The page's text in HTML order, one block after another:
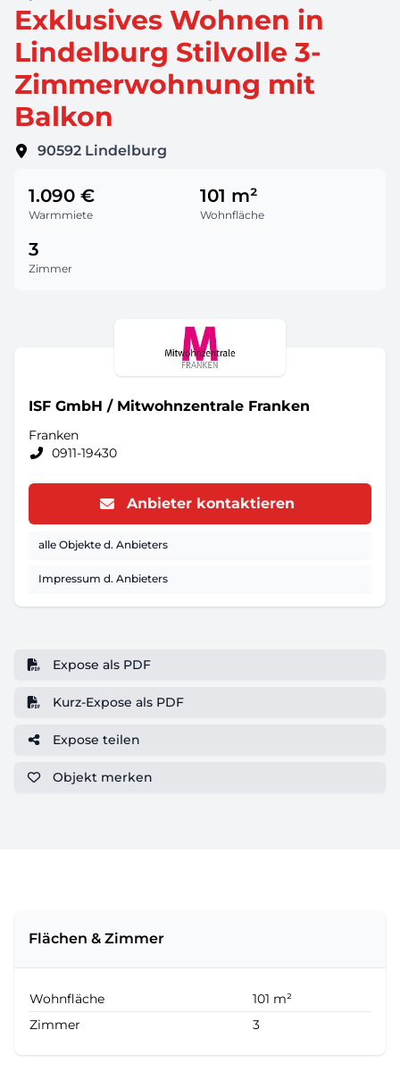
Exklusives Wohnen in
Lindelburg Stilvolle 3-
Zimmerwohnung mit
Balkon
90592 Lindelburg
Warmmiete
1.090 €
Wohnfläche
101 m²
Zimmer
3
ISF GmbH / Mitwohnzentrale Franken
Franken
0911-19430
Anbieter kontaktieren
alle Objekte d. Anbieters
Impressum d. Anbieters
Expose als PDF
Kurz-Expose als PDF
Expose teilen
Objekt merken
Flächen & Zimmer
Wohnfläche
101 m²
Zimmer
3